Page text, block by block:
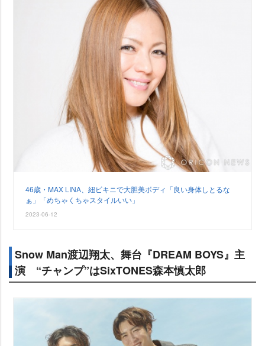
46歳・MAX LINA、紐ビキニで大胆美ボディ「良い身体しとるな
ぁ」「めちゃくちゃスタイルいい」
2023-06-12
Snow Man渡辺翔太、舞台『DREAM BOYS』主
演 “チャンプ”はSixTONES森本慎太郎